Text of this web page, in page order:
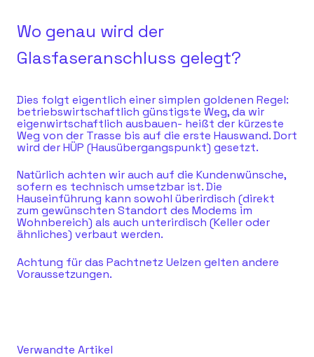
Wo genau wird der
Glasfaseranschluss gelegt?
Dies folgt eigentlich einer simplen goldenen Regel:
betriebswirtschaftlich günstigste Weg, da wir
eigenwirtschaftlich ausbauen- heißt der kürzeste
Weg von der Trasse bis auf die erste Hauswand. Dort
wird der HÜP (Hausübergangspunkt) gesetzt.
Natürlich achten wir auch auf die Kundenwünsche,
sofern es technisch umsetzbar ist. Die
Hauseinführung kann sowohl überirdisch (direkt
zum gewünschten Standort des Modems im
Wohnbereich) als auch unterirdisch (Keller oder
ähnliches) verbaut werden.
Achtung für das Pachtnetz Uelzen gelten andere
Voraussetzungen.
Verwandte Artikel